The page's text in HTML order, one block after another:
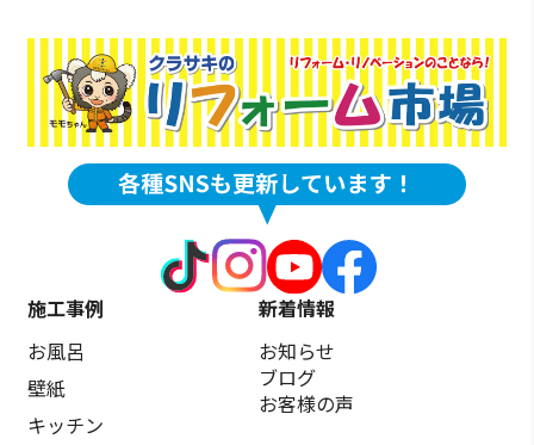
施工事例
お風呂
壁紙
キッチン
新着情報
お知らせ
ブログ
お客様の声